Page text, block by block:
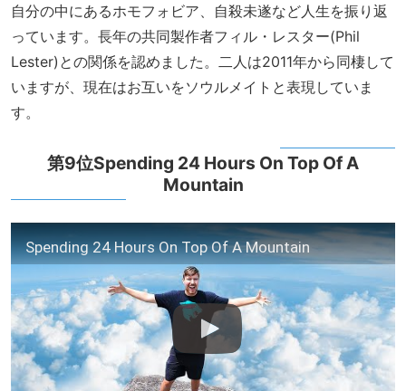
自分の中にあるホモフォビア、自殺未遂など人生を振り返
っています。長年の共同製作者フィル・レスター(Phil
Lester)との関係を認めました。二人は2011年から同棲して
いますが、現在はお互いをソウルメイトと表現していま
す。
第9位Spending 24 Hours On Top Of A
Mountain
Spending 24 Hours On Top Of A Mountain